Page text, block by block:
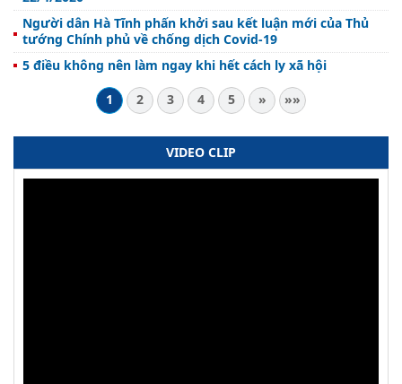
Người dân Hà Tĩnh phấn khởi sau kết luận mới của Thủ
tướng Chính phủ về chống dịch Covid-19
5 điều không nên làm ngay khi hết cách ly xã hội
1
2 3 4 5 » »»
VIDEO CLIP